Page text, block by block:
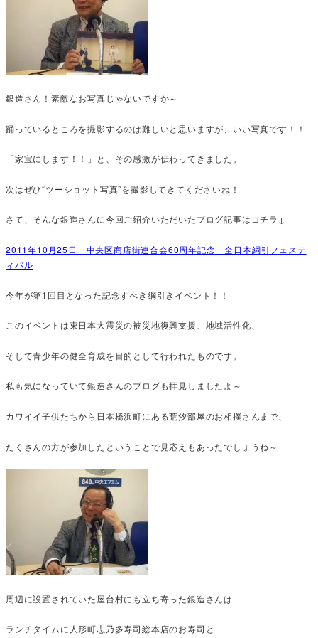
銀造さん！素敵なお写真じゃないですか～
踊っているところを撮影するのは難しいと思いますが、いい写真です！！
「家宝にします！！」と、その感激が伝わってきました。
次はぜひ“ツーショット写真”を撮影してきてくださいね！
さて、そんな銀造さんに今回ご紹介いただいたブログ記事はコチラ↓
2011年10月25日 中央区商店街連合会60周年記念 全日本綱引フェステ
ィバル
今年が第1回目となった記念すべき綱引きイベント！！
このイベントは東日本大震災の被災地復興支援、地域活性化、
そして青少年の健全育成を目的として行われたものです。
私も気になっていて銀造さんのブログも拝見しましたよ～
カワイイ子供たちから日本橋浜町にある荒汐部屋のお相撲さんまで、
たくさんの方が参加したということで見応えもあったでしょうね～
周辺に設置されていた屋台村にも立ち寄った銀造さんは
ランチタイムに人形町志乃多寿司総本店のお寿司と